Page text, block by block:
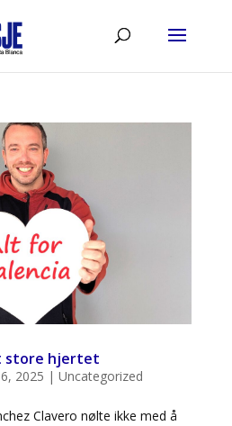
store hjertet
2025 | Uncategorized
Clavero nølte ikke med å